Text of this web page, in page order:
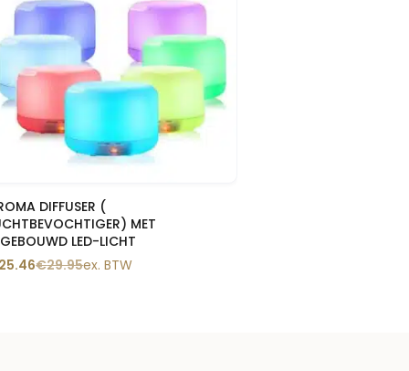
Snelle blik
DIFFUSER (
MET
LED-LICHT
€29.95ex. BTW